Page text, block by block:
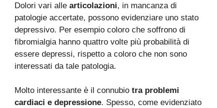
Dolori vari alle articolazioni, in mancanza di
patologie accertate, possono evidenziare uno stato
depressivo. Per esempio coloro che soffrono di
fibromialgia hanno quattro volte più probabilità di
essere depressi, rispetto a coloro che non sono
interessati da tale patologia.
Molto interessante è il connubio tra problemi
cardiaci e depressione. Spesso, come evidenziato